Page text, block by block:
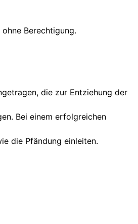
Berechtigung.
die zur Entziehung der
Bei einem erfolgreichen
die Pfändung einleiten.